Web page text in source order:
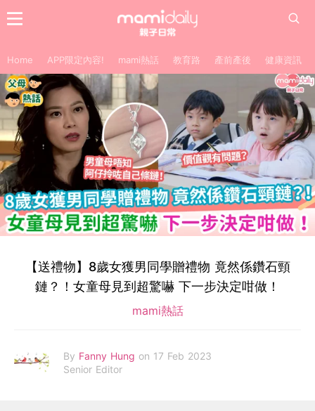
Home APP限定內容! mami熱話 教育路 產前產後 健康資訊
【送禮物】8歲女獲男同學贈禮物 竟然係鑽石頸
鏈？！女童母見到超驚嚇 下一步決定咁做！
mami熱話
By Fanny Hung on 17 Feb 2023
Senior Editor